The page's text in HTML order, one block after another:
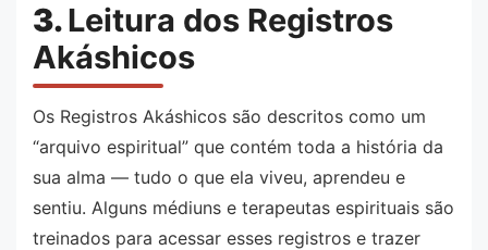
3.Leitura dos Registros
Akáshicos
Os Registros Akáshicos são descritos como um
“arquivo espiritual” que contém toda a história da
sua alma — tudo o que ela viveu, aprendeu e
sentiu. Alguns médiuns e terapeutas espirituais são
treinados para acessar esses registros e trazer